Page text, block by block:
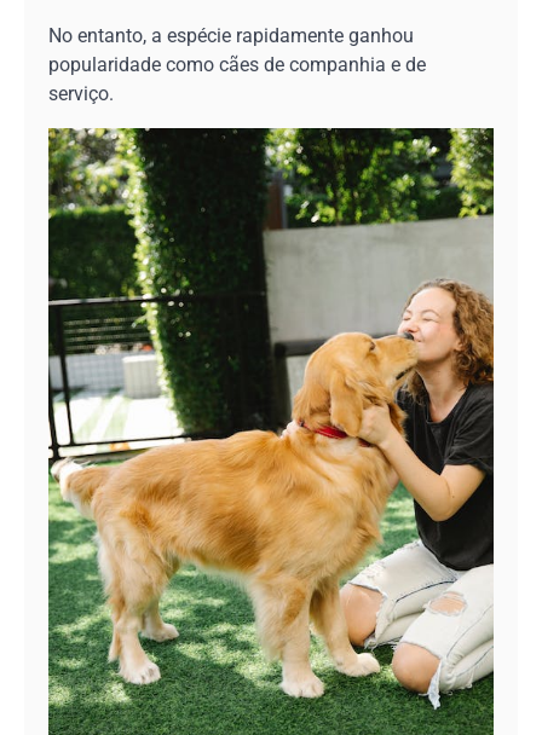
No entanto, a espécie rapidamente ganhou
popularidade como cães de companhia e de
serviço.